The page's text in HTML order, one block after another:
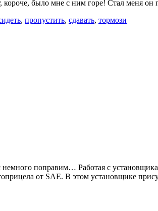
короче, было мне с ним горе! Стал меня
, пропустить, сдавать, тормози
немного поправим… Работая с
от SAE. В этом установщике